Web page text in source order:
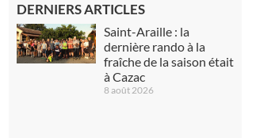
DERNIERS ARTICLES
Saint-Araille : la
dernière rando à la
fraîche de la saison était
à Cazac
8 août 2026